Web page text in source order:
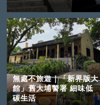
無處不旅遊｜「新界版大
館」舊大埔警署 細味低
碳生活